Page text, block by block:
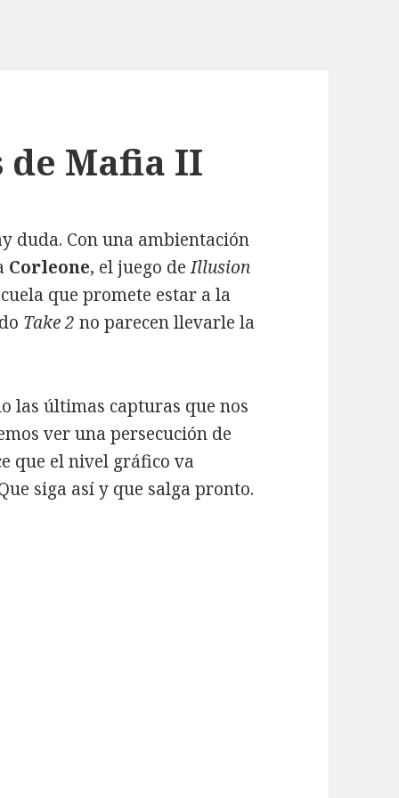
de Mafia II
duda. Con una ambientación
Corleone, el juego deIllusion
que promete estar a la
Take 2 no parecen llevarle la
las últimas capturas que nos
ver una persecución de
que el nivel gráfico va
siga así y que salga pronto.